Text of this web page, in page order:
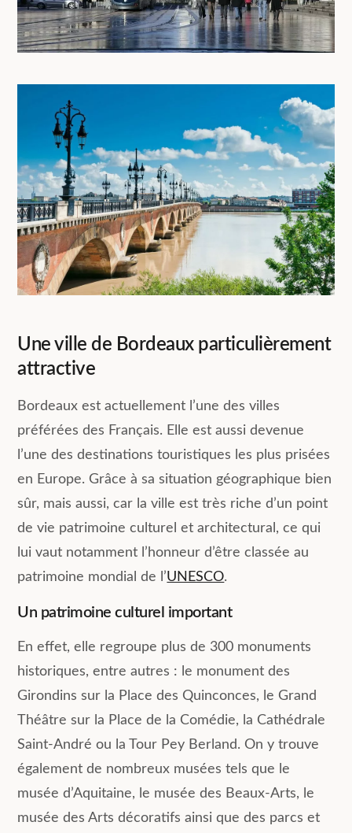
Une ville de Bordeaux particulièrement
attractive
Bordeaux est actuellement l’une des villes
préférées des Français. Elle est aussi devenue
l’une des destinations touristiques les plus prisées
en Europe. Grâce à sa situation géographique bien
sûr, mais aussi, car la ville est très riche d’un point
de vie patrimoine culturel et architectural, ce qui
lui vaut notamment l’honneur d’être classée au
patrimoine mondial de l’UNESCO.
Un patrimoine culturel important
En effet, elle regroupe plus de 300 monuments
historiques, entre autres : le monument des
Girondins sur la Place des Quinconces, le Grand
Théâtre sur la Place de la Comédie, la Cathédrale
Saint-André ou la Tour Pey Berland. On y trouve
également de nombreux musées tels que le
musée d’Aquitaine, le musée des Beaux-Arts, le
musée des Arts décoratifs ainsi que des parcs et